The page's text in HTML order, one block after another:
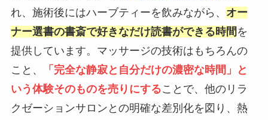
れ、施術後にはハーブティーを飲みながら、 オー
ナー選書の書斎で好きなだけ読書ができる時間 を
提供しています。マッサージの技術はもちろんの
こと、
「完全な静寂と自分だけの濃密な時間」と
いう体験そのものを売りにすることで、他のリラ
クゼーションサロンとの明確な差別化を図り、熱